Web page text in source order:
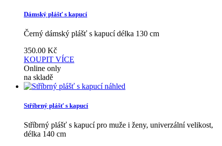
Dámský plášť s kapucí
Černý dámský plášť s kapucí délka 130 cm
350.00 Kč
KOUPIT VÍCE
Online only
na skladě
náhled
Stříbrný plášť s kapucí
Stříbrný plášť s kapucí pro muže i ženy, univerzální velikost,
délka 140 cm